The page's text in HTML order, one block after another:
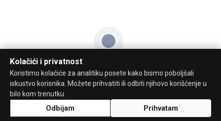
Kolačići i privatnost
Koristimo kolačiće za analitiku posete kako bismo poboljšali
iskustvo korisnika. Možete prihvatiti ili odbiti njihovo korišćenje u
bilo kom trenutku.
Odbijam Prihvatam